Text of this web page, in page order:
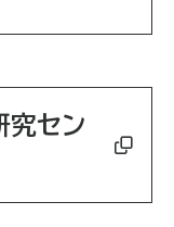
究セン